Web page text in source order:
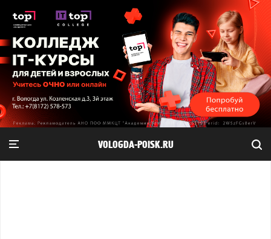
VOLOGDA-POISK.RU